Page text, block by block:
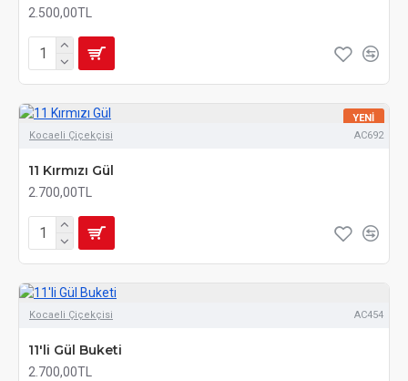
2.500,00TL
YENI
Kocaeli Çiçekçisi
AC692
11 Kırmızı Gül
2.700,00TL
Kocaeli Çiçekçisi AC454
11'li Gül Buketi
2.700,00TL